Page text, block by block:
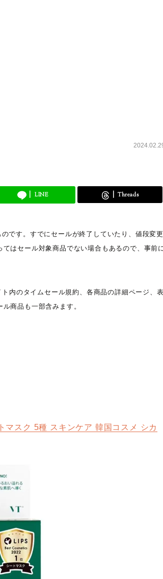
LINE Threads
です。すでにセールが終了していたり、値段変更
はセール対象商品でない場合もあるので、事前に
内のタイムセール規約、各商品の詳細ページ、表
商品も一部含みます。
スク 5種 スキンケア 韓国コスメ シカ